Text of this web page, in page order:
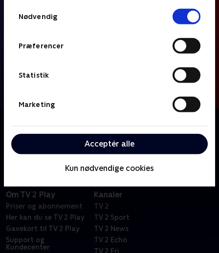
Nødvendig
Præferencer
Statistik
Marketing
Acceptér alle
Kun nødvendige cookies
Få det bedste og mest opsigtsvækkende fra nattens
kampe.
Om TV 2 Play
Priser og abonnement
Her kan du se TV 2 Play
Gavekort til TV 2 Play
Support og
Kundecenter
Kanaler
TV 2
TV 2 Sport
TV 2 News
TV 2 Echo
TV 2 Fri